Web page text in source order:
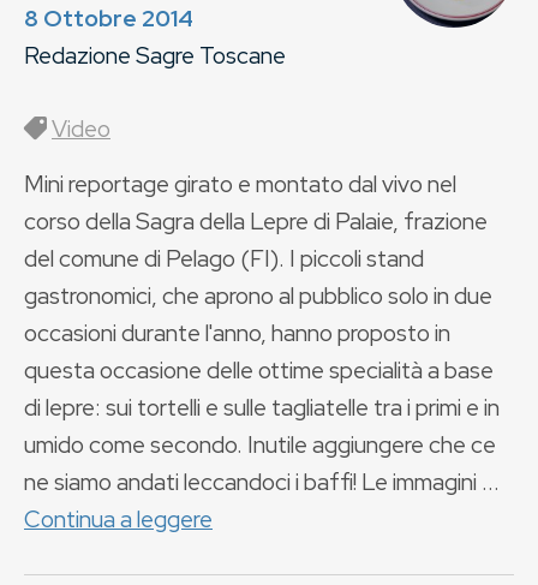
8 Ottobre 2014
Redazione Sagre Toscane
Video
Mini reportage girato e montato dal vivo nel
corso della Sagra della Lepre di Palaie, frazione
del comune di Pelago (FI). I piccoli stand
gastronomici, che aprono al pubblico solo in due
occasioni durante l'anno, hanno proposto in
questa occasione delle ottime specialità a base
di lepre: sui tortelli e sulle tagliatelle tra i primi e in
umido come secondo. Inutile aggiungere che ce
ne siamo andati leccandoci i baffi! Le immagini ...
Continua a leggere